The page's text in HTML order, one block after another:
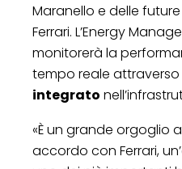
Maranello e delle
Ferrari. L’Energy
monitorerà la
tempo reale
integrato
«È un grande orgoglio
accordo con Ferrari,